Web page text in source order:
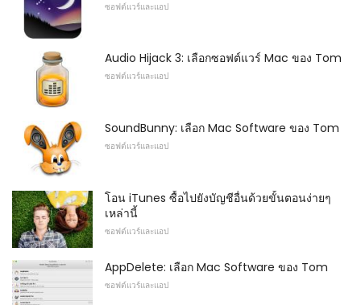
ซอฟต์แวร์และแอป
Audio Hijack 3: เลือกซอฟต์แวร์ Mac ของ Tom
ซอฟต์แวร์และแอป
SoundBunny: เลือก Mac Software ของ Tom
ซอฟต์แวร์และแอป
โอน iTunes ซื้อไปยังบัญชีอื่นด้วยขั้นตอนง่ายๆ
เหล่านี้
ซอฟต์แวร์และแอป
AppDelete: เลือก Mac Software ของ Tom
ซอฟต์แวร์และแอป